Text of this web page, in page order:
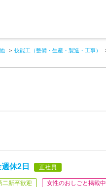
技能工（整備・生産・製造・工事）
休2日 正社員
二新卒歓迎 女性のおしごと掲載中